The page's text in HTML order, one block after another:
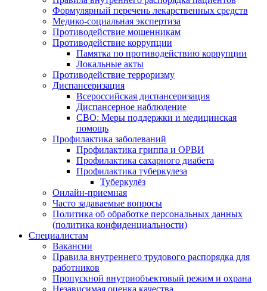
Формулярный перечень лекарственных средств
Медико-социальная экспертиза
Противодействие мошенникам
Противодействие коррупции
Памятка по противодействию коррупции
Локальные акты
Противодействие терроризму
Диспансеризация
Всероссийская диспансеризация
Диспансерное наблюдение
СВО: Меры поддержки и медицинская
помощь
Профилактика заболеваний
Профилактика гриппа и ОРВИ
Профилактика сахарного диабета
Профилактика туберкулеза
Туберкулёз
Онлайн-приемная
Часто задаваемые вопросы
Политика об обработке персональных данных
(политика конфиденциальности)
Специалистам
Вакансии
Правила внутреннего трудового распорядка для
работников
Пропускной внутриобъектовый режим и охрана
Независимая оценка качества